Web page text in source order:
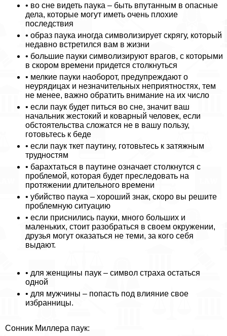
• во сне видеть паука – быть впyтaнным в опасные
дела, которые могут иметь очень плохие
последствия
• образ паука иногда символизирует скрягу, который
недавно встретился вам в жизни
• большие пауки символизируют врагов, с которыми
в скором времени придется столкнуться
• мелкие пауки наоборот, предупреждают о
неурядицах и незначительных неприятностях, тем
не менее, важно обратить внимание на их число
• если паук будет питься во сне, значит ваш
начальник жестокий и коварный человек, если
обстоятельства сложатся не в вашу пользу,
готовьтесь к беде
• если паук ткет паутину, готовьтесь к затяжным
трудностям
• барахтаться в паутине означает столкнутся с
проблемой, которая будет преследовать на
протяжении длительного времени
• убийство паука – хороший знак, скоро вы решите
проблемную ситуацию
• если приснились пауки, много больших и
маленьких, стоит разобраться в своем окружении,
друзья могут оказаться не теми, за кого себя
выдают.
• для женщины паук – символ стpaxa остаться
одной
• для мужчины – попасть под влияние свое
избранницы.
Сонник Миллера паук: